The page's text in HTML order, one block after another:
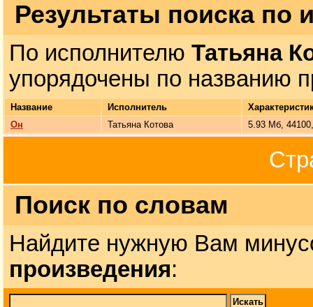
Результаты поиска по
По исполнителю Татьяна
упорядочены по названию
Название Исполнитель
Он
Татьяна Котова 5.93 Мб,
Поиск по словам
Найдите нужную Вам
произведения: